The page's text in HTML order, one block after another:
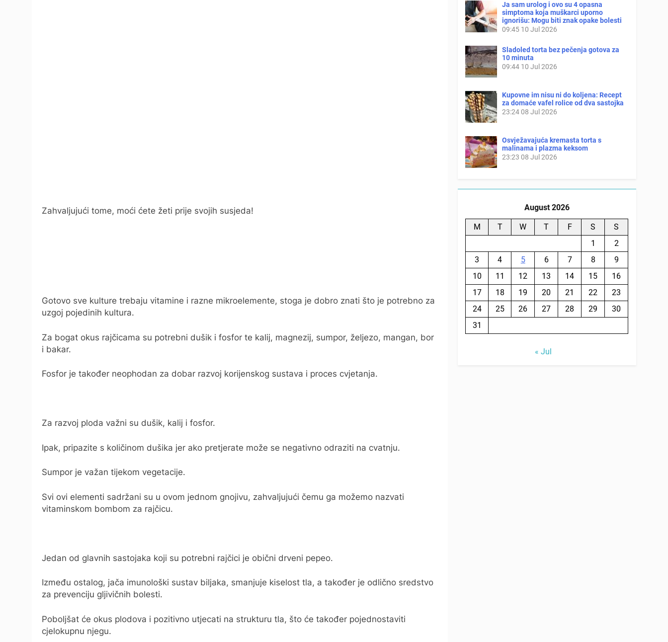
Zahvaljujući tome, moći ćete žeti prije svojih susjeda!
Gotovo sve kulture trebaju vitamine i razne mikroelemente, stoga je dobro znati što je potrebno za
uzgoj pojedinih kultura.
Za bogat okus rajčicama su potrebni dušik i fosfor te kalij, magnezij, sumpor, željezo, mangan, bor
i bakar.
Fosfor je također neophodan za dobar razvoj korijenskog sustava i proces cvjetanja.
Za razvoj ploda važni su dušik, kalij i fosfor.
Ipak, pripazite s količinom dušika jer ako pretjerate može se negativno odraziti na cvatnju.
Sumpor je važan tijekom vegetacije.
Svi ovi elementi sadržani su u ovom jednom gnojivu, zahvaljujući čemu ga možemo nazvati
vitaminskom bombom za rajčicu.
Jedan od glavnih sastojaka koji su potrebni rajčici je obični drveni pepeo.
Između ostalog, jača imunološki sustav biljaka, smanjuje kiselost tla, a također je odlično sredstvo
za prevenciju gljivičnih bolesti.
Poboljšat će okus plodova i pozitivno utjecati na strukturu tla, što će također pojednostaviti
cjelokupnu njegu.
Ja sam urolog i ovo su 4 opasna
simptoma koja muškarci uporno
ignorišu: Mogu biti znak opake bolesti
09:45 10 Jul 2026
Sladoled torta bez pečenja gotova za
10 minuta
09:44 10 Jul 2026
Kupovne im nisu ni do koljena: Recept
za domaće vafel rolice od dva sastojka
23:24 08 Jul 2026
Osvježavajuća kremasta torta s
malinama i plazma keksom
23:23 08 Jul 2026
August 2026
M T W T F S
S
1
2
3
4 5 6 7 8
9
10
11 12 13 14 15
16
17
18 19 20 21 22
23
24
25 26 27 28 29
30
31
« Jul